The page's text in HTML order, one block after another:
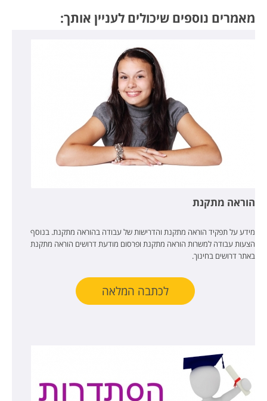
מאמרים נוספים שיכולים לעניין אותך:
הוראה מתקנת
מידע על תפקיד הוראה מתקנת והדרישות של עבודה בהוראה מתקנת. בנוסף
הצעות עבודה למשרות הוראה מתקנת ופרסום מודעת דרושים הוראה מתקנת
באתר דרושים בחינוך.
לכתבה המלאה